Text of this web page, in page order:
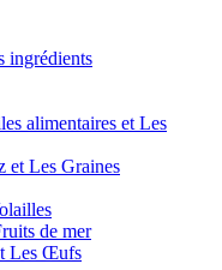
ingrédients
alimentaires et Les
et Les Graines
de mer
Les Œufs